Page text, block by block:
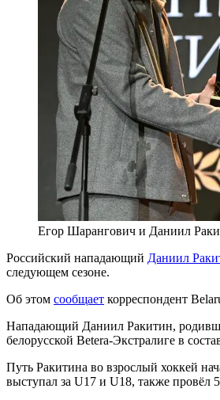
Егор Шарангович и Даниил
Российский нападающий Даниил
следующем сезоне.
Об этом сообщает корреспондент
Нападающий Даниил Ракитин,
белорусской Betera-Экстралиге в
Путь Ракитина во взрослый хоккей
выступал за U17 и U18, также